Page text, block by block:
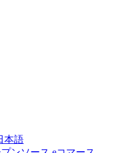
本語